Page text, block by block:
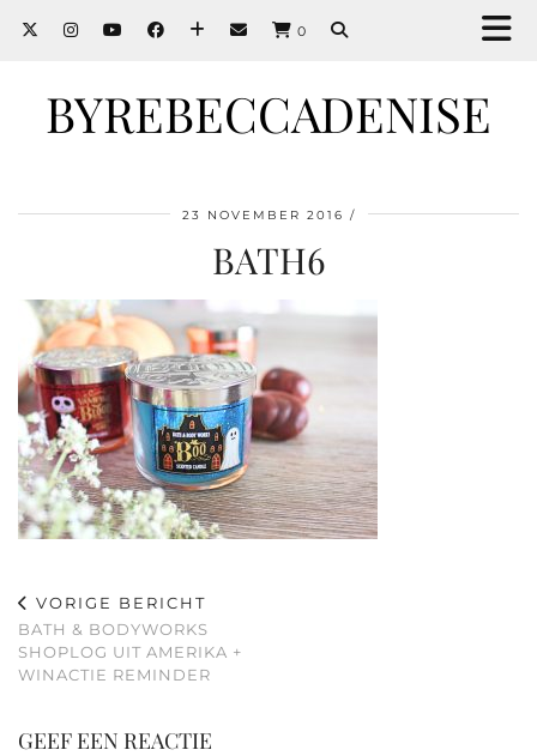
0
BYREBECCADENISE
23 NOVEMBER 2016
BATH6
VORIGE BERICHT
BATH & BODYWORKS
SHOPLOG UIT AMERIKA +
WINACTIE REMINDER
GEEF EEN REACTIE